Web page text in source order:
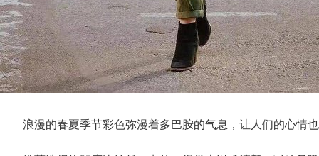
浪漫的春夏季节彩色弥漫着多巴胺的气息，让人们的心情